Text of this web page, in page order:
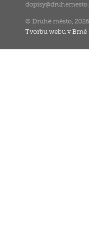
dopisy@
© Druhé město, 2026
Tvorbu webu v Brně